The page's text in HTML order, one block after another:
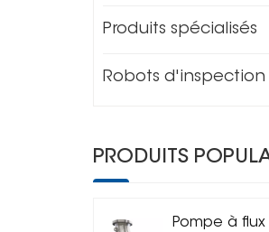
Produits spécialisés
Robots d'inspection
PRODUITS
Pompe à flux